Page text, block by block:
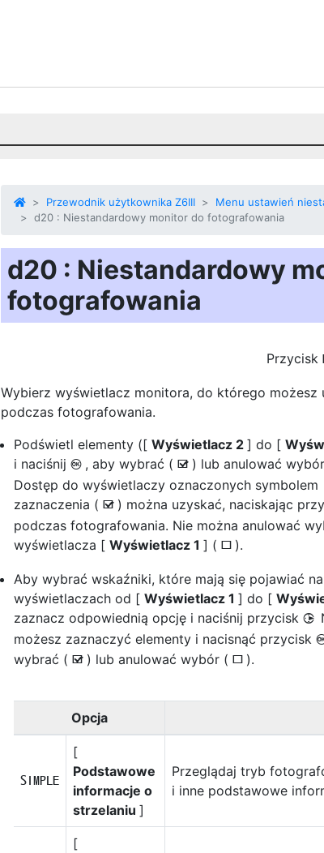
Przewodnik użytkownika Z6III
Menu ustawień
d20 : Niestandardowy monitor do fotografowania
d20 : Niestandardowy
fotografowania
Przycisk
Wybierz wyświetlacz monitora, do którego
podczas fotografowania.
Podświetl elementy ([ Wyświetlacz 2 ] do [
i naciśnij J , aby wybrać ( M ) lub anulować
Dostęp do wyświetlaczy oznaczonych symbolem
zaznaczenia ( M ) można uzyskać, naciskając
podczas fotografowania. Nie można anulować
wyświetlacza [ Wyświetlacz 1 ] ( U ).
Aby wybrać wskaźniki, które mają się pojawiać na
wyświetlaczach od [ Wyświetlacz 1 ] do [
zaznacz odpowiednią opcję i naciśnij przycisk 2
możesz zaznaczyć elementy i nacisnąć przycisk
wybrać ( M ) lub anulować wybór ( U ).
Opcja
A
[
Podstawowe
informacje o
strzelaniu ]
Przeglądaj tryb
i inne podstawowe
[